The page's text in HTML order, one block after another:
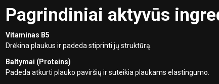
Pagrindiniai aktyvūs
Vitaminas B5
Drėkina plaukus ir padeda stiprinti jų struktūrą.
Baltymai (Proteins)
Padeda atkurti plauko paviršių ir suteikia plaukams elastingumo.